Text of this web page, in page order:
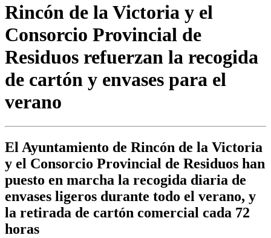
Rincón de la Victoria y el
Consorcio Provincial de
Residuos refuerzan la recogida
de cartón y envases para el
verano
El Ayuntamiento de Rincón de la Victoria
y el Consorcio Provincial de Residuos han
puesto en marcha la recogida diaria de
envases ligeros durante todo el verano, y
la retirada de cartón comercial cada 72
horas